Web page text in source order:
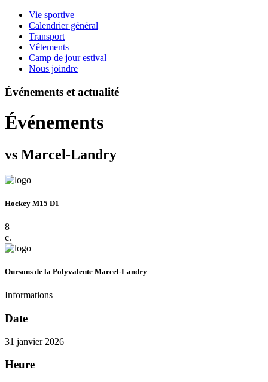
Vie sportive
Calendrier général
Transport
Vêtements
Camp de jour estival
Nous joindre
Événements et actualité
Événements
vs Marcel-Landry
Hockey M15 D1
8
c.
Oursons de la Polyvalente Marcel-Landry
Informations
Date
31 janvier 2026
Heure